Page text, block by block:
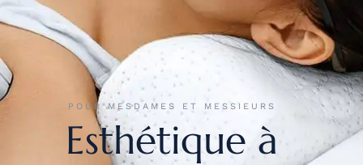
Esthétique à
POUR MESDAMES ET MESSIEURS